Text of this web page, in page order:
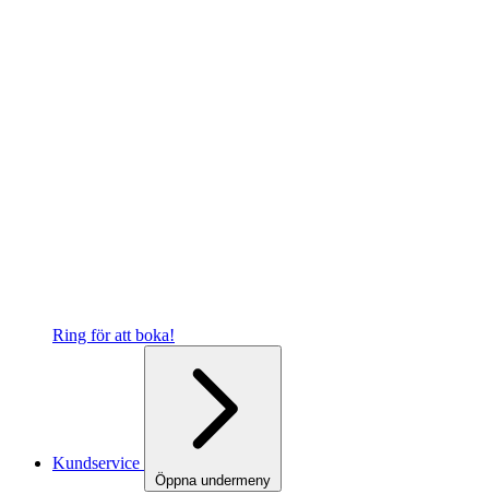
Ring för att boka!
Kundservice
Öppna undermeny